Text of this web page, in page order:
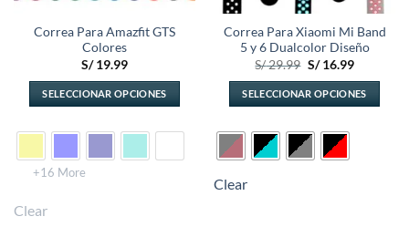
Correa Para Amazfit GTS
Colores
S/19.99
SELECCIONAR OPCIONES
producto
+16 More
Clear
Correa Para Xiaomi Mi Band
5 y 6 Dualcolor Diseño
S/29.99 El
original
era:
S/ 29.99.
S/16.99El
actual
es:
S/ 16.99.
SELECCIONAR OPCIONES
producto
tiene
Clear